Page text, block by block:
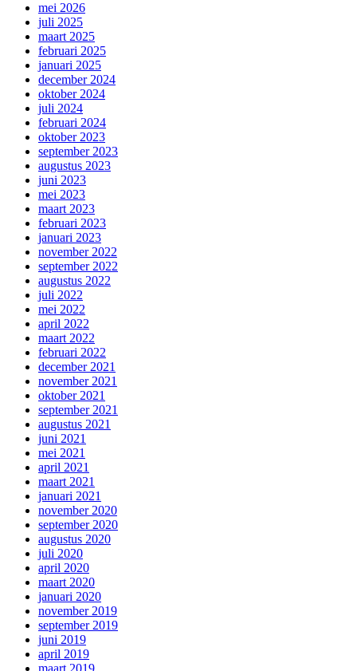
mei 2026
juli 2025
maart 2025
februari 2025
januari 2025
december 2024
oktober 2024
juli 2024
februari 2024
oktober 2023
september 2023
augustus 2023
juni 2023
mei 2023
maart 2023
februari 2023
januari 2023
november 2022
september 2022
augustus 2022
juli 2022
mei 2022
april 2022
maart 2022
februari 2022
december 2021
november 2021
oktober 2021
september 2021
augustus 2021
juni 2021
mei 2021
april 2021
maart 2021
januari 2021
november 2020
september 2020
augustus 2020
juli 2020
april 2020
maart 2020
januari 2020
november 2019
september 2019
juni 2019
april 2019
maart 2019